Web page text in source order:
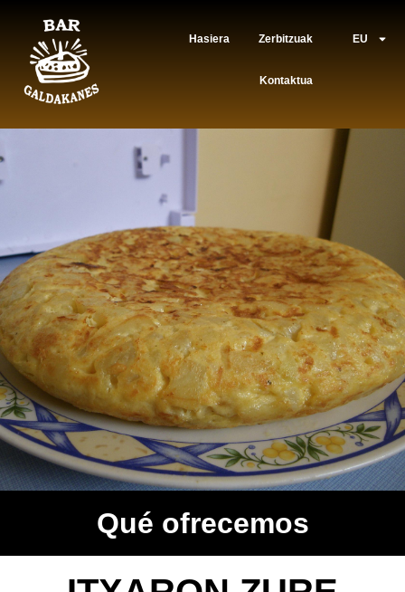
Hasiera Zerbitzuak
Kontaktua
EU
Qué ofrecemos